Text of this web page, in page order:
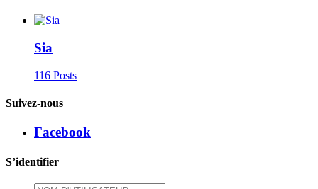
Sia
116 Posts
Suivez-nous
Facebook
S’identifier